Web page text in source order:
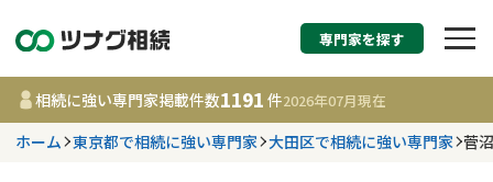
相続税申告・相続手
す
専門家を探す
相続に強い専門家掲載件数1191 件2026年07月現在
ホーム 東京都で相続に強い専門家 大田区で相続に強い専門家 菅